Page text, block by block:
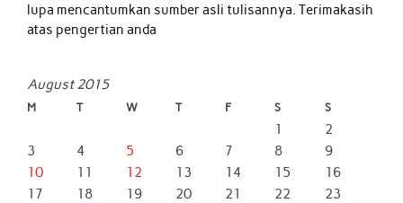
lupa mencantumkan sumber asli tulisannya. Terimakasih
atas pengertian anda
August 2015
M T W T F S S
1
2
3
4 5 6 7 8
9
10
11 12 13 14 15
16
17
18 19 20 21 22
23